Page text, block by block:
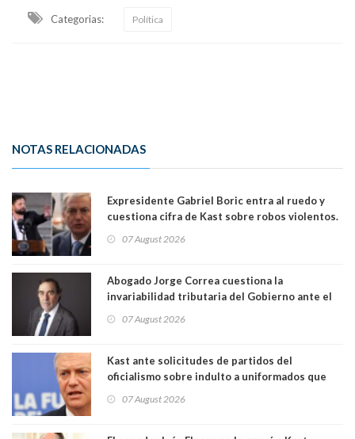
Categorias: Política
NOTAS RELACIONADAS
Expresidente Gabriel Boric entra al ruedo y
cuestiona cifra de Kast sobre robos violentos.
07 August 2026
Abogado Jorge Correa cuestiona la
invariabilidad tributaria del Gobierno ante el
democracia” y "defendemos la alternancia en el
07 August 2026
Kast ante solicitudes de partidos del
oficialismo sobre indulto a uniformados que
07 August 2026